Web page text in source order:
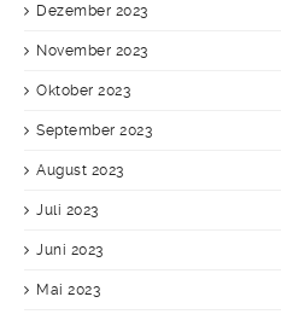
Dezember 2023
November 2023
Oktober 2023
September 2023
August 2023
Juli 2023
Juni 2023
Mai 2023